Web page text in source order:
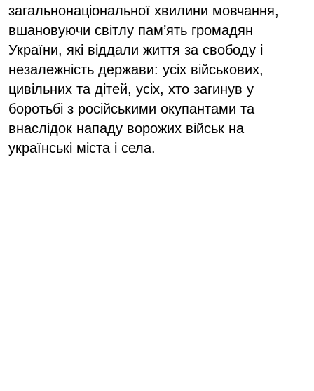
загальнонаціональної хвилини мовчання,
вшановуючи світлу пам’ять громадян
України, які віддали життя за свободу і
незалежність держави: усіх військових,
цивільних та дітей, усіх, хто загинув у
боротьбі з російськими окупантами та
внаслідок нападу ворожих військ на
українські міста і села.